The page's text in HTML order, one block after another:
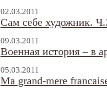
02.03.2011
Сам себе художник.
09.03.2011
Военная история – в
05.03.2011
Ma grand-mere